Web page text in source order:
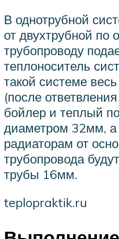
В однотрубной
от двухтрубной по
трубопроводу
теплоноситель
такой системе
(после
бойлер и теплый
диаметром 32мм, а
радиаторам от
трубопровода
трубы 16мм.
teplopraktik.ru